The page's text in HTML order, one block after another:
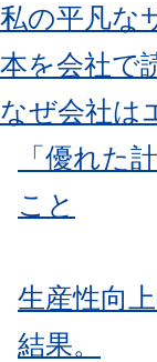
私の平凡な
本を会社で
なぜ会社は
「優れた
こと
生産性向
結果。